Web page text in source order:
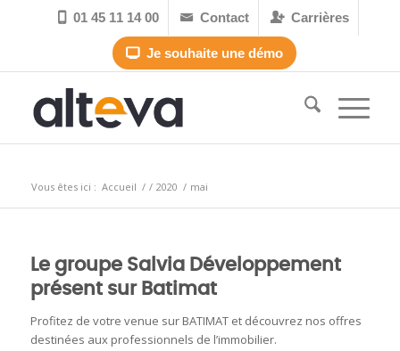
 01 45 11 14 00  Contact Carrières
Je souhaite une démo
Vous êtes ici : Accueil / / 2020 / mai
Le groupe Salvia Développement
présent sur Batimat
Profitez de votre venue sur BATIMAT et découvrez nos offres
destinées aux professionnels de l’immobilier.